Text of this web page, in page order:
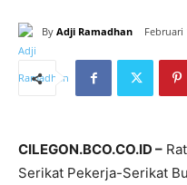
By Adji Ramadhan Februari
CILEGON.BCO.CO.ID –
Serikat Pekerja-Serikat